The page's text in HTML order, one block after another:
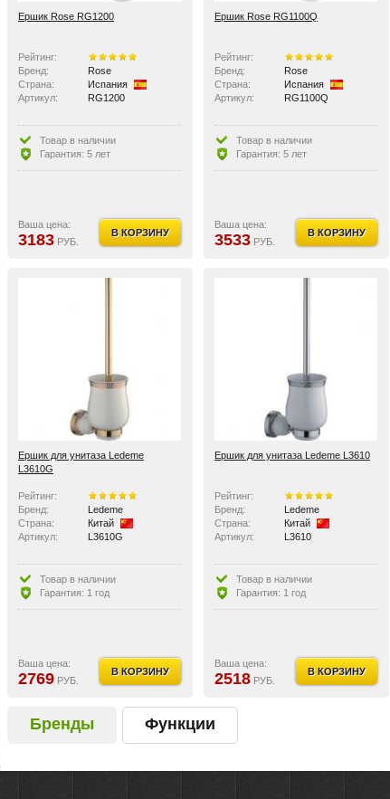
Ершик Rose RG1200
Рейтинг:
Бренд:
Rose
Страна:
Испания
Артикул:
RG1200
Товар в наличии
Гарантия: 5 лет
Ваша цена:
3183 РУБ.
В КОРЗИНУ
Ершик Rose RG1100Q
Рейтинг:
Бренд:
Rose
Страна:
Испания
Артикул:
RG1100Q
Товар в наличии
Гарантия: 5 лет
Ваша цена:
3533 РУБ.
В КОРЗИНУ
Ершик для унитаза Ledeme
L3610G
Рейтинг:
Бренд:
Ledeme
Страна:
Китай
Артикул:
L3610G
Товар в наличии
Гарантия: 1 год
Ваша цена:
2769 РУБ.
В КОРЗИНУ
Ершик для унитаза Ledeme L3610
Рейтинг:
Бренд:
Ledeme
Страна:
Китай
Артикул:
L3610
Товар в наличии
Гарантия: 1 год
Ваша цена:
2518 РУБ.
В КОРЗИНУ
Бренды Функции